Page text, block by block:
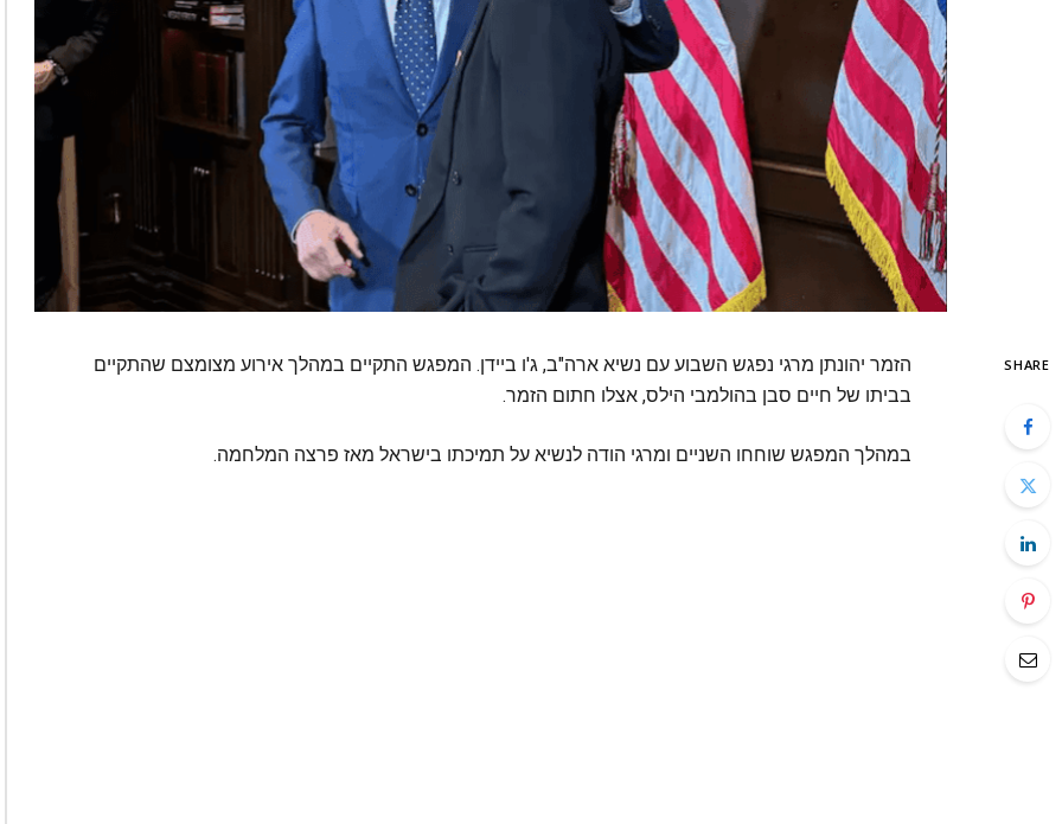
SHARE
הזמר יהונתן מרגי נפגש השבוע עם נשיא ארה"ב, ג'ו ביידן. המפגש התקיים במהלך אירוע מצומצם שהתקיים
בביתו של חיים סבן בהולמבי הילס, אצלו חתום הזמר.
במהלך המפגש שוחחו השניים ומרגי הודה לנשיא על תמיכתו בישראל מאז פרצה המלחמה.